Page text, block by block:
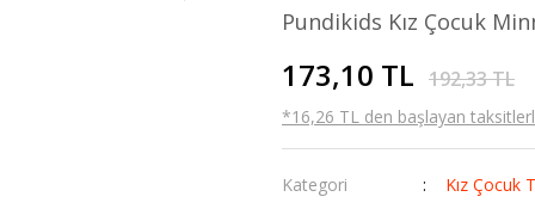
Pundikids Kız Çocuk
173,10 TL 192,33 TL
*16,26 TL den başlayan
Kategori
Kız Çocuk